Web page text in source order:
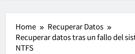
Home
Recuperar Datos
Recuperar datos tras un fallo del
NTFS